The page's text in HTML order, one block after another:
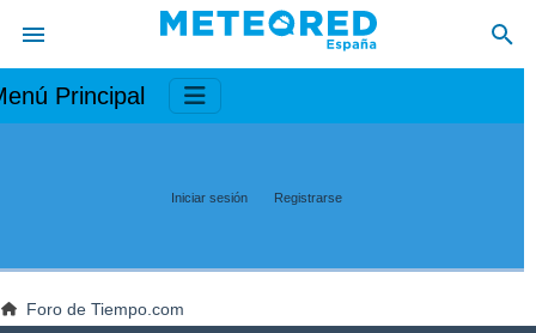
Principal
Iniciar sesión Registrarse
Foro de Tiempo.com